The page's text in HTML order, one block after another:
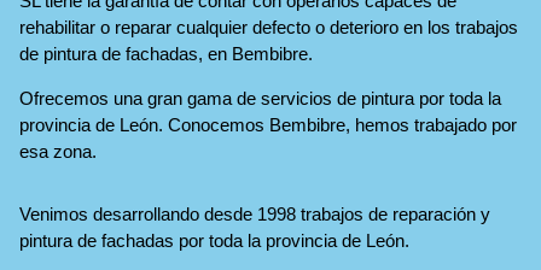
rehabilitar o reparar cualquier defecto o deterioro en los trabajos
de pintura de fachadas, en Bembibre.
Ofrecemos una gran gama de servicios de pintura por toda la
provincia de León. Conocemos Bembibre, hemos trabajado por
esa zona.
Venimos desarrollando desde 1998 trabajos de reparación y
pintura de fachadas por toda la provincia de León.